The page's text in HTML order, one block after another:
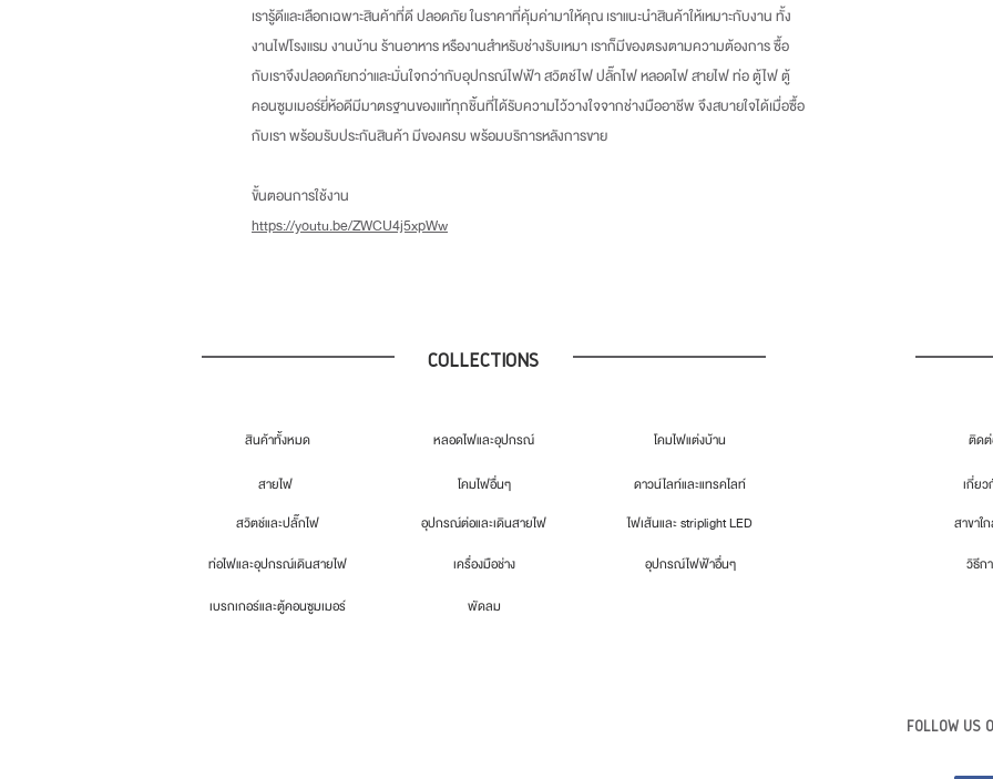
เรารู้ดีและเลือกเฉพาะสินค้าที่ดี ปลอดภัย ในราคาที่คุ้มค่ามาให้คุณ เราแนะนำสินค้าให้เหมาะกับงาน ทั้ง
งานไฟโรงแรม งานบ้าน ร้านอาหาร หรืองานสำหรับช่างรับเหมา เราก็มีของตรงตามความต้องการ ซื้อ
กับเราจึงปลอดภัยกว่าและมั่นใจกว่ากับอุปกรณ์ไฟฟ้า สวิตช์ไฟ ปลั๊กไฟ หลอดไฟ สายไฟ ท่อ ตู้ไฟ ตู้
คอนซูมเมอร์ยี่ห้อดีมีมาตรฐานของแท้ทุกชิ้นที่ได้รับความไว้วางใจจากช่างมืออาชีพ จึงสบายใจได้เมื่อซื้อ
กับเรา พร้อมรับประกันสินค้า มีของครบ พร้อมบริการหลังการขาย
ขั้นตอนการใช้งาน
https://youtu.be/ZWCU4j5xpWw
COLLECTIONS
สินค้าทั้งหมด
สายไฟ
สวิตช์และปลั๊กไฟ
ท่อไฟและอุปกรณ์เดินสายไฟ
เบรกเกอร์และตู้คอนซูมเมอร์
หลอดไฟและอุปกรณ์
โคมไฟอื่นๆ
อุปกรณ์ต่อและเดินสายไฟ
เครื่องมือช่าง
โคมไฟแต่งบ้าน
ดาวน์ไลท์และแทรคไลท์
ไฟเส้นและ striplight LED
อุปกรณ์ไฟฟ้าอื่นๆ
พัดลม
ติดต่
เกี่ยว
สาขา
วิธีก
FOLLOW US